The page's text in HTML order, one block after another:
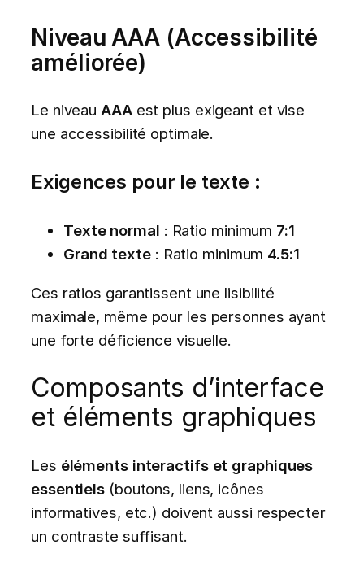
Niveau AAA (Accessibilité
améliorée)
Le niveau AAAest plus exigeant et vise
une accessibilité optimale.
Exigences pour le texte :
Texte normal : Ratio minimum 7:1
Grand texte: Ratio minimum 4.5:1
Ces ratios garantissent une lisibilité
maximale, même pour les personnes ayant
une forte déficience visuelle.
Composants d’interface
et éléments graphiques
Les éléments interactifs et graphiques
essentiels (boutons, liens, icônes
informatives, etc.) doivent aussi respecter
un contraste suffisant.